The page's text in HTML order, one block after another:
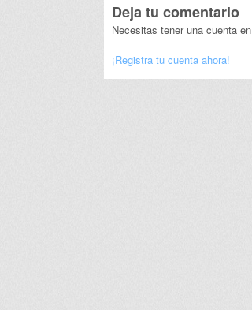
Deja tu comentario
Necesitas tener una cuenta
¡Registra tu cuenta ahora!